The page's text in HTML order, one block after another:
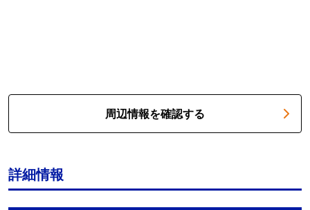
周辺情報を確認する
詳細情報